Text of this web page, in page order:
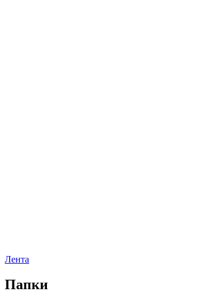
Лента
Папки